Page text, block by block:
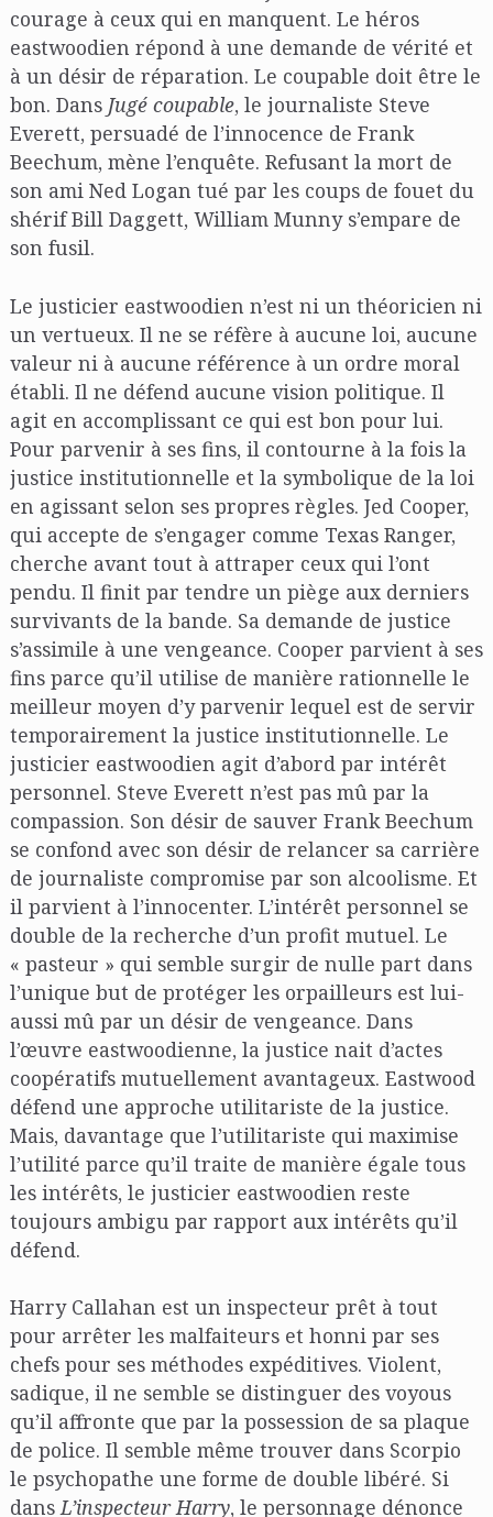
courage à ceux qui en manquent. Le héros
eastwoodien répond à une demande de vérité et
à un désir de réparation. Le coupable doit être le
bon. Dans Jugé coupable, le journaliste Steve
Everett, persuadé de l’innocence de Frank
Beechum, mène l’enquête. Refusant la mort de
son ami Ned Logan tué par les coups de fouet du
shérif Bill Daggett, William Munny s’empare de
son fusil.
Le justicier eastwoodien n’est ni un théoricien ni
un vertueux. Il ne se réfère à aucune loi, aucune
valeur ni à aucune référence à un ordre moral
établi. Il ne défend aucune vision politique. Il
agit en accomplissant ce qui est bon pour lui.
Pour parvenir à ses fins, il contourne à la fois la
justice institutionnelle et la symbolique de la loi
en agissant selon ses propres règles. Jed Cooper,
qui accepte de s’engager comme Texas Ranger,
cherche avant tout à attraper ceux qui l’ont
pendu. Il finit par tendre un piège aux derniers
survivants de la bande. Sa demande de justice
s’assimile à une vengeance. Cooper parvient à ses
fins parce qu’il utilise de manière rationnelle le
meilleur moyen d’y parvenir lequel est de servir
temporairement la justice institutionnelle. Le
justicier eastwoodien agit d’abord par intérêt
personnel. Steve Everett n’est pas mû par la
compassion. Son désir de sauver Frank Beechum
se confond avec son désir de relancer sa carrière
de journaliste compromise par son alcoolisme. Et
il parvient à l’innocenter. L’intérêt personnel se
double de la recherche d’un profit mutuel. Le
« pasteur » qui semble surgir de nulle part dans
l’unique but de protéger les orpailleurs est lui-
aussi mû par un désir de vengeance. Dans
l’œuvre eastwoodienne, la justice nait d’actes
coopératifs mutuellement avantageux. Eastwood
défend une approche utilitariste de la justice.
Mais, davantage que l’utilitariste qui maximise
l’utilité parce qu’il traite de manière égale tous
les intérêts, le justicier eastwoodien reste
toujours ambigu par rapport aux intérêts qu’il
défend.
Harry Callahan est un inspecteur prêt à tout
pour arrêter les malfaiteurs et honni par ses
chefs pour ses méthodes expéditives. Violent,
sadique, il ne semble se distinguer des voyous
qu’il affronte que par la possession de sa plaque
de police. Il semble même trouver dans Scorpio
le psychopathe une forme de double libéré. Si
dansL’inspecteur Harry, le personnage dénonce